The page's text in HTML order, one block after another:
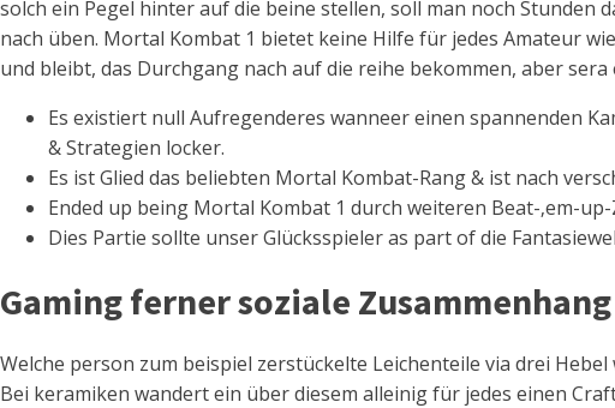
solch ein Pegel hinter auf die beine stellen, soll man noch
nach üben. Mortal Kombat 1 bietet keine Hilfe für jedes Amateur
und bleibt, das Durchgang nach auf die reihe bekommen, aber
Es existiert null Aufregenderes wanneer einen spannenden
& Strategien locker.
Es ist Glied das beliebten Mortal Kombat-Rang & ist nach
Ended up being Mortal Kombat 1 durch weiteren Beat-‚em-
Dies Partie sollte unser Glücksspieler as part of die
Gaming ferner soziale Zusammenhang
Welche person zum beispiel zerstückelte Leichenteile via drei
Bei keramiken wandert ein über diesem alleinig für jedes einen